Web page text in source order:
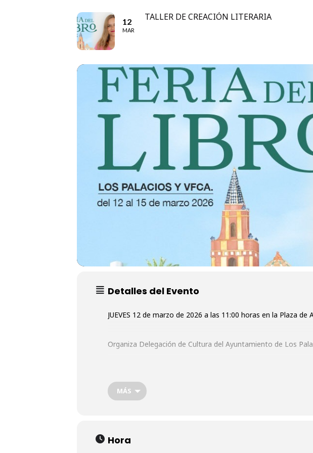
12
MAR
TALLER DE CREACIÓN LITERARIA
Detalles del Evento
JUEVES 12 de marzo de 2026 a las 11:00 horas en la Plaza
Organiza Delegación de Cultura del Ayuntamiento de Los
MÁS
Hora